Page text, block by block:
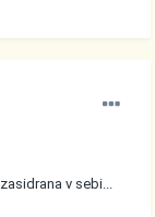
v sebi...